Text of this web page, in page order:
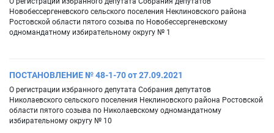
Новобессергеневского сельского поселения Неклиновского района
Ростовской области пятого созыва по Новобессергеневскому
одномандатному избирательному округу № 1
ПОСТАНОВЛЕНИЕ № 48-1-70 от 27.09.2021
О регистрации избранного депутата Собрания депутатов
Николаевского сельского поселения Неклиновского района Ростовской
области пятого созыва по Николаевскому одномандатному
избирательному округу № 10